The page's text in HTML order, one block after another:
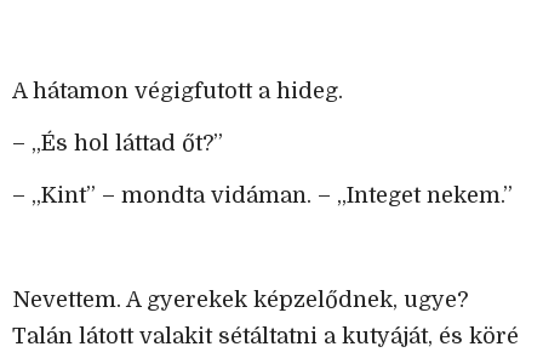
A hátamon végigfutott a hideg.
– „És hol láttad őt?”
– „Kint” – mondta vidáman. – „Integet nekem.”
Nevettem. A gyerekek képzelődnek, ugye?
Talán látott valakit sétáltatni a kutyáját, és köré